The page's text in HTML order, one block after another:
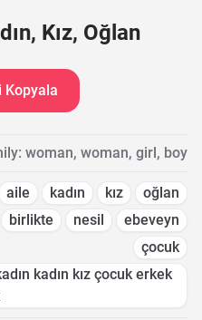
Kız, Oğlan
Kopyala
woman, woman, girl, boy
aile kadın kız
oğlan
birlikte
nesil
ebeveyn
çocuk
kadın kız çocuk erkek